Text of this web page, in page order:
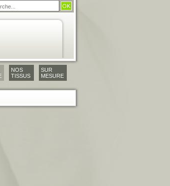
NOS
TISSUS
SUR
MESURE